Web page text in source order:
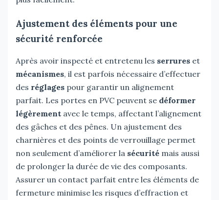
Ajustement des éléments pour une
sécurité renforcée
Après avoir inspecté et entretenu les serrures et
mécanismes, il est parfois nécessaire d’effectuer
des réglages pour garantir un alignement
parfait. Les portes en PVC peuvent se déformer
légèrement avec le temps, affectant l’alignement
des gâches et des pênes. Un ajustement des
charnières et des points de verrouillage permet
non seulement d’améliorer la sécurité mais aussi
de prolonger la durée de vie des composants.
Assurer un contact parfait entre les éléments de
fermeture minimise les risques d’effraction et